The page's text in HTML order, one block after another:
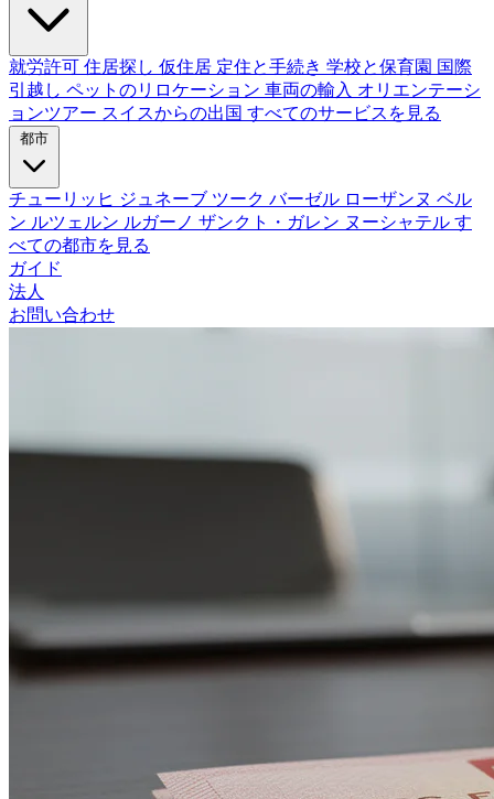
就労許可 住居探し 仮住居 定住と手続き 学校と保育園 国際
引越し ペットのリロケーション 車両の輸入 オリエンテーシ
ョンツアー スイスからの出国 すべてのサービスを見る
都市
チューリッヒ ジュネーブ ツーク バーゼル ローザンヌ ベル
ン ルツェルン ルガーノ ザンクト・ガレン ヌーシャテル す
べての都市を見る
ガイド
法人
お問い合わせ